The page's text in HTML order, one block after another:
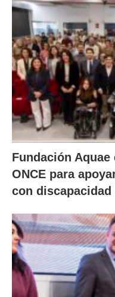
Fundación
ONCE para
con discapacidad